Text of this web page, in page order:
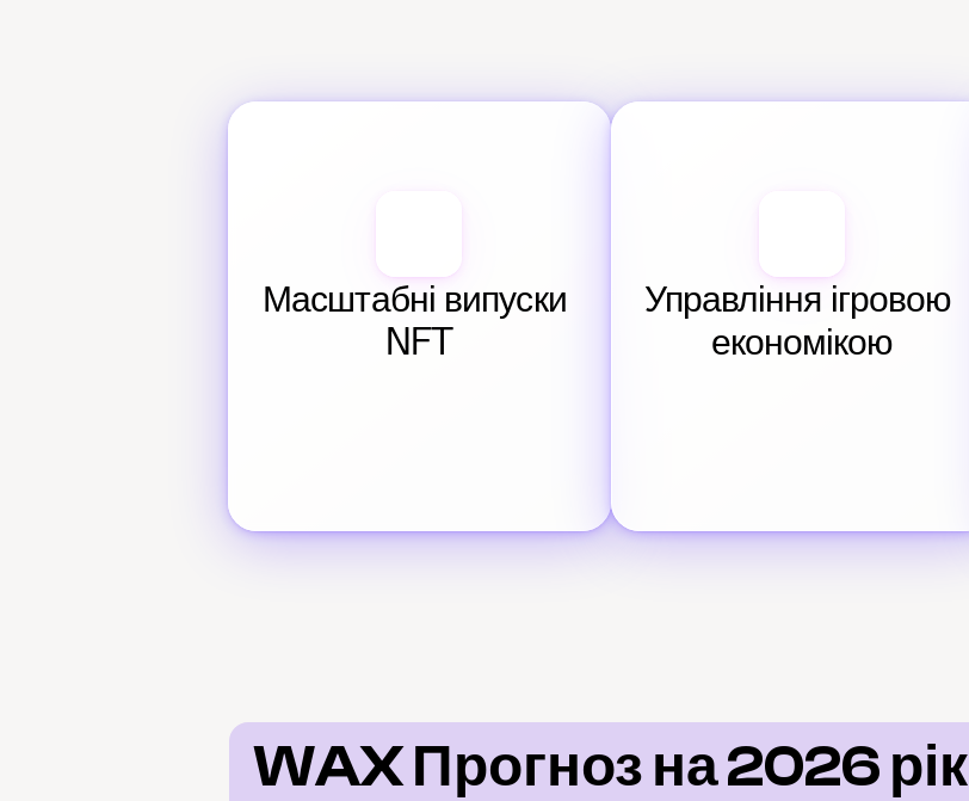
Масштабні випуски
NFT
Управління ігровою
економікою
WAX Прогноз на 2026 рік